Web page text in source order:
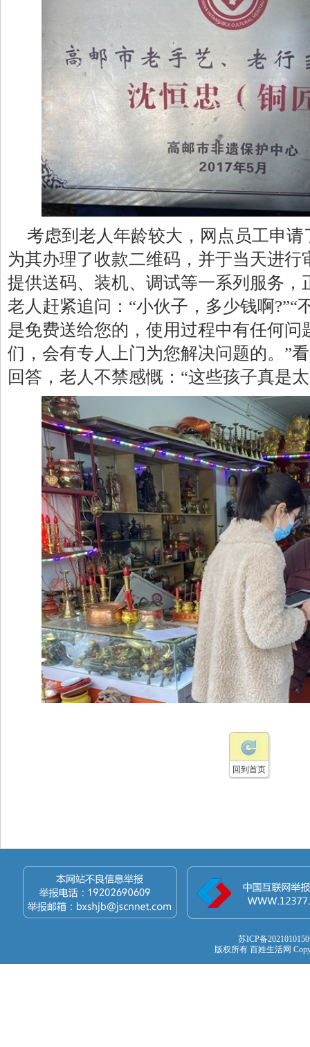
考虑到老人年龄较大，网点员工申
为其办理了收款二维码，并于当天进行
提供送码、装机、调试等一系列服务，
老人赶紧追问：“小伙子，多少钱啊?”“
是免费送给您的，使用过程中有任何问
们，会有专人上门为您解决问题的。”
回答，老人不禁感慨：“这些孩子真是
回到首页
苏ICP备
版权所有 百姓生活网